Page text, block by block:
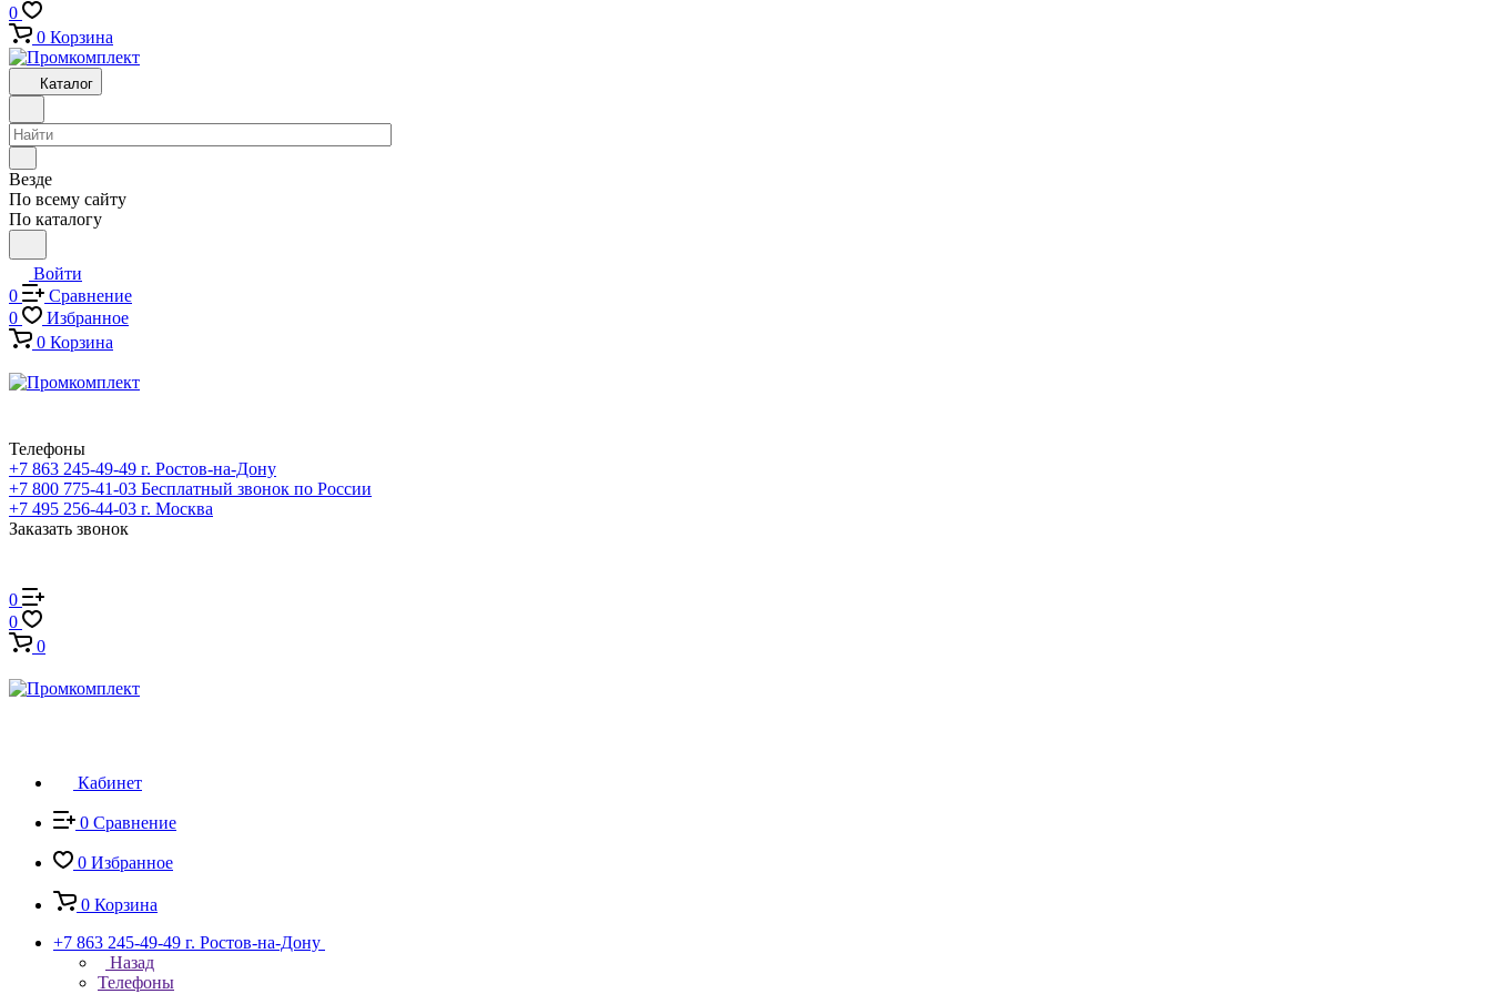
0
0 Корзина
Каталог
Везде
По всему сайту
По каталогу
Войти
0
Сравнение
0
Избранное
0 Корзина
Телефоны
+7 863 245-49-49 г. Ростов-на-Дону
+7 800 775-41-03 Бесплатный звонок по России
+7 495 256-44-03 г. Москва
Заказать звонок
0
0
0
Кабинет
0 Сравнение
0 Избранное
0 Корзина
+7 863 245-49-49 г. Ростов-на-Дону
Назад
Телефоны